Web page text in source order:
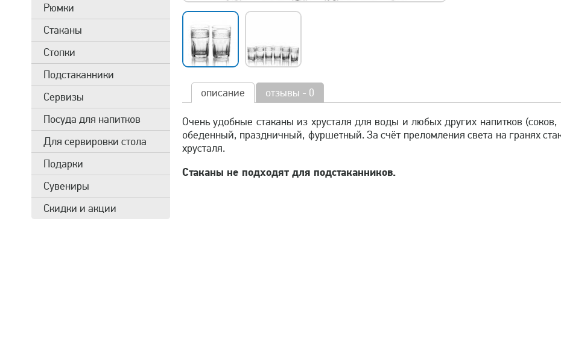
Рюмки
Стаканы
Стопки
Подстаканники
Сервизы
Посуда для напитков
Для сервировки стола
Подарки
Сувениры
Скидки и акции
описание отзывы - 0
Очень удобные стаканы из хрусталя для воды и любых других напитков
обеденный, праздничный, фуршетный. За счёт преломления света на гранях
хрусталя.
Стаканы не подходят для подстаканников.